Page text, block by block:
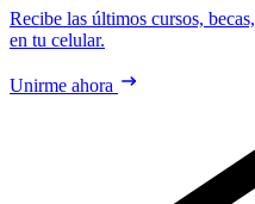
Recibe las últimos cursos,
en tu celular.
Unirme ahora